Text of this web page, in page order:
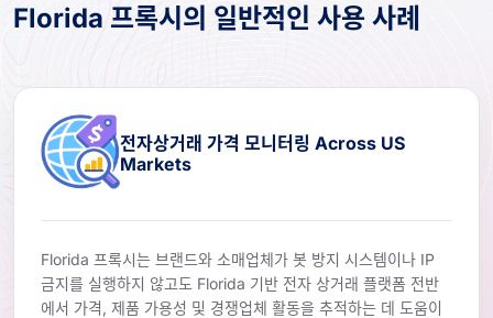
Florida 프록시의 일반적인 사용 사례
전자상거래 가격 모니터링 Across US
Markets
Florida 프록시는 브랜드와 소매업체가 봇 방지 시스템이나 IP
금지를 실행하지 않고도 Florida 기반 전자 상거래 플랫폼 전반
에서 가격, 제품 가용성 및 경쟁업체 활동을 추적하는 데 도움이